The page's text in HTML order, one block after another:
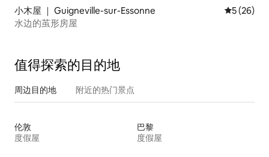
小木屋 ｜ Guigneville-sur-Essonne 平均评分
5 (26)
水边的茧形房屋
值得探索的目的地
周边目的地 附近的热门景点
伦敦
度假屋
巴黎
度假屋